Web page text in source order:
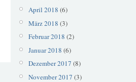
April 2018 (6)
März 2018 (3)
Februar 2018 (2)
Januar 2018 (6)
Dezember 2017 (8)
November 2017 (3)